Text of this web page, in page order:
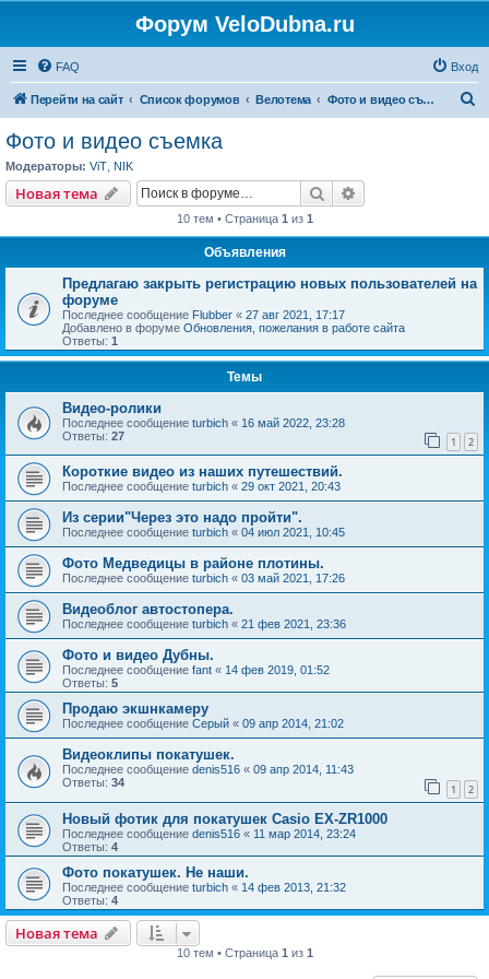
Форум VeloDubna.ru
FAQ Вход
Перейти на сайт Список форумов Велотема Фото и видео съемка
Фото и видео съемка
Модераторы: ViT NIK
Новая тема Поиск
10 тем • Страница 1 из 1
Объявления
Предлагаю закрыть регистрацию новых пользователей на
форуме
Последнее сообщение Flubber « 27 авг 2021, 17:17
Добавлено в форуме Обновления, пожелания в работе сайта
Ответы: 1
Темы
Видео-ролики
Последнее сообщение turbich « 16 май 2022, 23:28
Ответы: 27 1 2
Короткие видео из наших путешествий.
Последнее сообщение turbich « 29 окт 2021, 20:43
Из серии"Через это надо пройти".
Последнее сообщение turbich « 04 июл 2021, 10:45
Фото Медведицы в районе плотины.
Последнее сообщение turbich « 03 май 2021, 17:26
Видеоблог автостопера.
Последнее сообщение turbich « 21 фев 2021, 23:36
Фото и видео Дубны.
Последнее сообщение fant « 14 фев 2019, 01:52
Ответы: 5
Продаю экшнкамеру
Последнее сообщение Серый « 09 апр 2014, 21:02
Видеоклипы покатушек.
Последнее сообщение denis516 « 09 апр 2014, 11:43
Ответы: 34 1 2
Новый фотик для покатушек Casio EX-ZR1000
Последнее сообщение denis516 « 11 мар 2014, 23:24
Ответы: 4
Фото покатушек. Не наши.
Последнее сообщение turbich « 14 фев 2013, 21:32
Ответы: 4
Новая тема
10 тем • Страница 1 из 1